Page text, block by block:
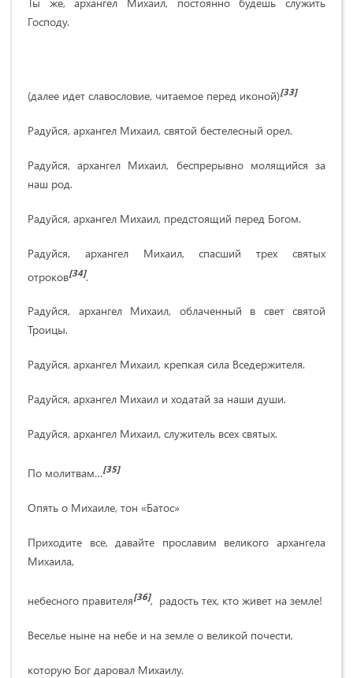
Господу.
(далее идет славословие, читаемое перед иконой)[33]
Радуйся, архангел Михаил, святой бестелесный орел.
Радуйся, архангел Михаил, беспрерывно молящийся за
наш род.
Радуйся, архангел Михаил, предстоящий перед Богом.
Радуйся, архангел Михаил, спасший трех святых
отроков[34].
Радуйся, архангел Михаил, облаченный в свет святой
Троицы.
Радуйся, архангел Михаил, крепкая сила Вседержителя.
Радуйся, архангел Михаил и ходатай за наши души.
Радуйся, архангел Михаил, служитель всех святых.
По молитвам…[35]
Опять о Михаиле, тон «Батос»
Приходите все, давайте прославим великого архангела
Михаила,
небесного правителя[36], радость тех, кто живет на земле!
Веселье ныне на небе и на земле о великой почести,
которую Бог даровал Михаилу.